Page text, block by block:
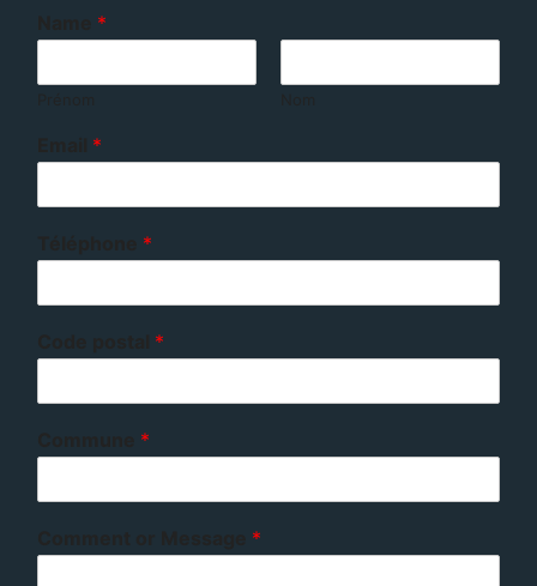
*
*
*
*
*
*